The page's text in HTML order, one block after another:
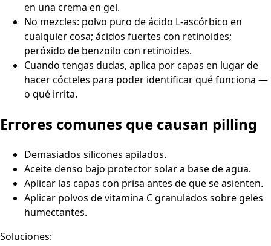
en una crema en gel.
No mezcles: polvo puro de ácido L-ascórbico en
cualquier cosa; ácidos fuertes con retinoides;
peróxido de benzoilo con retinoides.
Cuando tengas dudas, aplica por capas en lugar de
hacer cócteles para poder identificar qué funciona —
o qué irrita.
Errores comunes que causan pilling
Demasiados silicones apilados.
Aceite denso bajo protector solar a base de agua.
Aplicar las capas con prisa antes de que se asienten.
Aplicar polvos de vitamina C granulados sobre geles
humectantes.
Soluciones: